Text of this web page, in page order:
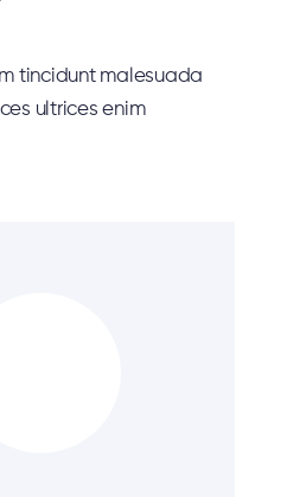
tincidunt malesuada
ultrices enim